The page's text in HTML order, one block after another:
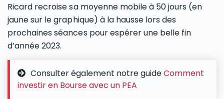
Ricard recroise sa moyenne mobile à 50 jours (en
jaune sur le graphique) à la hausse lors des
prochaines séances pour espérer une belle fin
d’année 2023.
Consulter également notre guideComment
investir en Bourse avec un PEA